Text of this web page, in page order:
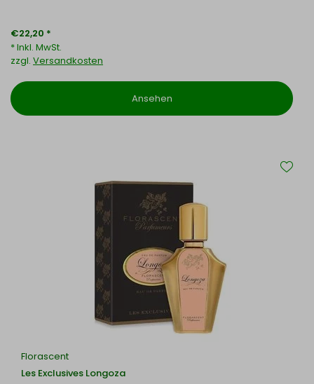
€22,20 *
* Inkl. MwSt.
zzgl. Versandkosten
Ansehen
Florascent
Les Exclusives Longoza